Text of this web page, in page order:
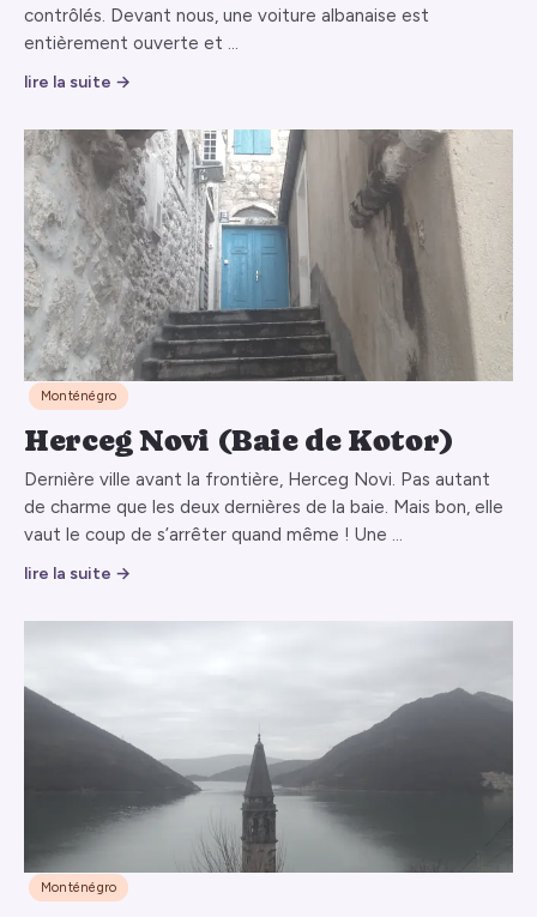
contrôlés. Devant nous, une voiture albanaise est
entièrement ouverte et …
lire la suite →
Monténégro
Herceg Novi (Baie de Kotor)
Dernière ville avant la frontière, Herceg Novi. Pas autant
de charme que les deux dernières de la baie. Mais bon, elle
vaut le coup de s’arrêter quand même ! Une …
lire la suite →
Monténégro